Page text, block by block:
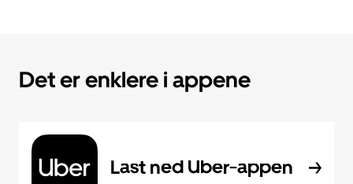
Det er enklere i appene
Last ned Uber-appen